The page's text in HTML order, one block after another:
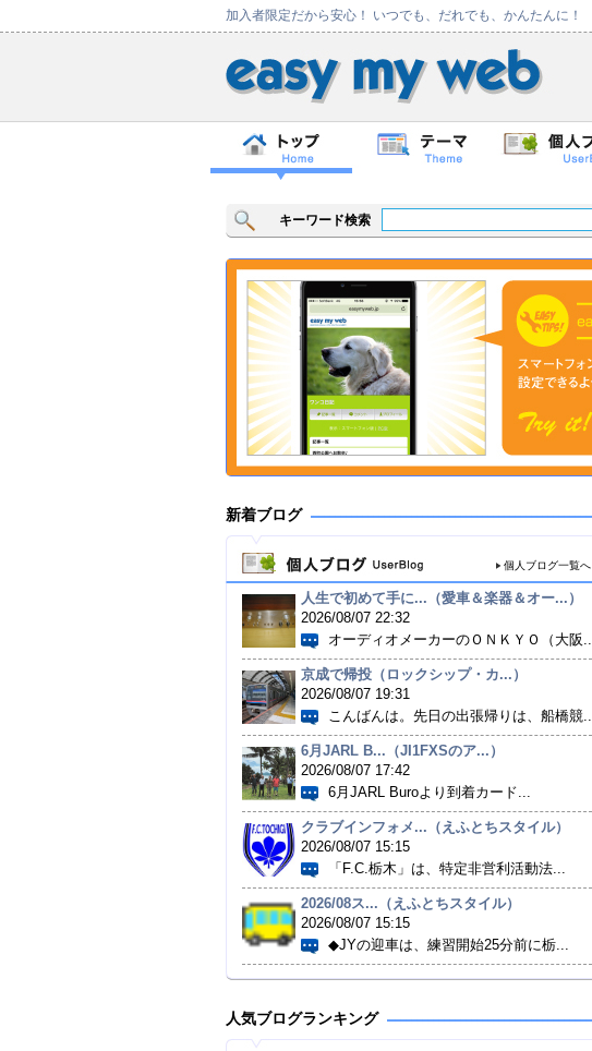
加入者限定だから安心！ いつでも、だれでも、かんたんに！
キーワード検索
新着ブログ
個人ブログ一覧へ
人生で初めて手に...（愛車＆楽器＆オー...）
2026/08/07 22:32
オーディオメーカーのＯＮＫＹＯ（大阪...
京成で帰投（ロックシップ・カ...）
2026/08/07 19:31
こんばんは。先日の出張帰りは、船橋競...
6月JARL B...（JI1FXSのア...）
2026/08/07 17:42
6月JARL Buroより到着カード...
クラブインフォメ...（えふとちスタイル）
2026/08/07 15:15
「F.C.栃木」は、特定非営利活動法...
2026/08ス...（えふとちスタイル）
2026/08/07 15:15
◆JYの迎車は、練習開始25分前に栃...
人気ブログランキング